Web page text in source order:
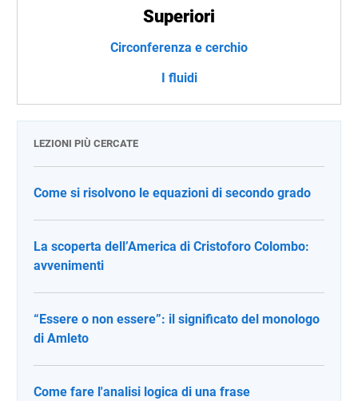
Superiori
Circonferenza e cerchio
I fluidi
LEZIONI PIÙ CERCATE
Come si risolvono le equazioni di secondo grado
La scoperta dell’America di Cristoforo Colombo:
avvenimenti
“Essere o non essere”: il significato del monologo
di Amleto
Come fare l'analisi logica di una frase